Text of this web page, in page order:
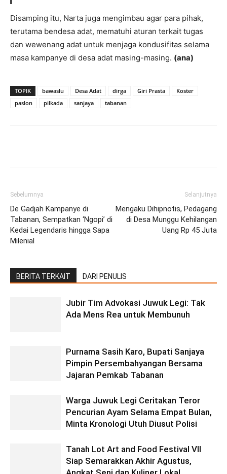
Disamping itu, Narta juga mengimbau agar para pihak,
terutama bendesa adat, mematuhi aturan terkait tugas
dan wewenang adat untuk menjaga kondusifitas selama
masa kampanye di desa adat masing-masing. (ana)
TOPIK bawaslu Desa Adat dirga Giri Prasta
Koster
paslon
pilkada sanjaya tabanan
Sebelumnya
De Gadjah Kampanye di
Tabanan, Sempatkan ‘Ngopi’ di
Kedai Legendaris hingga Sapa
Milenial
Selanjutnya
Mengaku Dihipnotis, Pedagang
di Desa Munggu Kehilangan
Uang Rp 45 Juta
BERITA TERKAIT DARI PENULIS
Jubir Tim Advokasi Juwuk Legi: Tak
Ada Mens Rea untuk Membunuh
Purnama Sasih Karo, Bupati Sanjaya
Pimpin Persembahyangan Bersama
Jajaran Pemkab Tabanan
Warga Juwuk Legi Ceritakan Teror
Pencurian Ayam Selama Empat Bulan,
Minta Kronologi Utuh Diusut Polisi
Tanah Lot Art and Food Festival VII
Siap Semarakkan Akhir Agustus,